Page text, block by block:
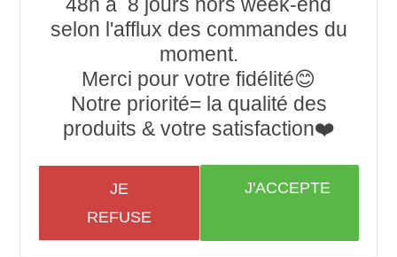
selon l'afflux des commandes du
moment.
Merci pour votre fidélité😊
Notre priorité= la qualité des
produits & votre satisfaction❤️
JE
REFUSE
J'ACCEPTE